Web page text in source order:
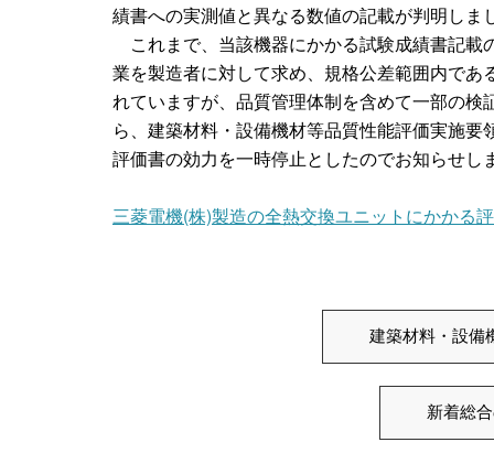
績書への実測値と異なる数値の記載が判明しま
これまで、当該機器にかかる試験成績書記載
業を製造者に対して求め、規格公差範囲内で
れていますが、品質管理体制を含めて一部の
ら、建築材料・設備機材等品質性能評価実施
評価書の効力を一時停止としたのでお知らせ
三菱電機(株)製造の全熱交換ユニットにかかる
建築材料・設備
新着総